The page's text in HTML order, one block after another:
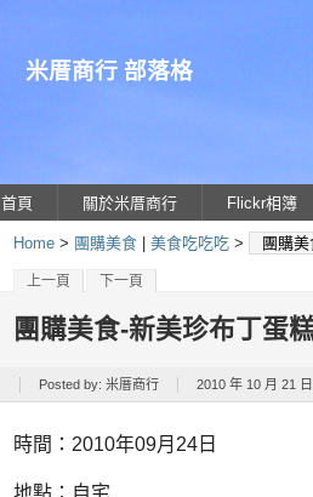
米厝商行 部落格
首頁 關於米厝商行 Flickr相簿
Home > 團購美食 美食吃吃吃 > 團購
上一頁 下一頁
團購美食-新美珍布丁蛋
Posted by: 米厝商行 2010 年 10 月 21
時間：2010年09月24日
地點：自宅